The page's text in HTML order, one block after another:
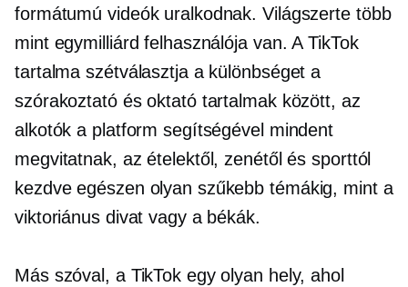
formátumú videók uralkodnak. Világszerte több
mint egymilliárd felhasználója van. A TikTok
tartalma szétválasztja a különbséget a
szórakoztató és oktató tartalmak között, az
alkotók a platform segítségével mindent
megvitatnak, az ételektől, zenétől és sporttól
kezdve egészen olyan szűkebb témákig, mint a
viktoriánus divat vagy a békák.
Más szóval, a TikTok egy olyan hely, ahol